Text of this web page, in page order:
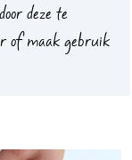
deze te
of maak gebruik